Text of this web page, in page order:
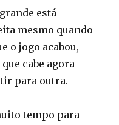
está
mesmo quando
o jogo acabou,
cabe agora
para outra.
tempo para